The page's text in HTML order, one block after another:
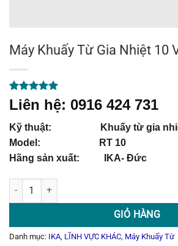
Máy Khuấy Từ Gia Nhiệt 10
5.00trên 5
dựa trên
1Liên hệ: 0916 424 731
Kỹ thuật: Khuấy từ gia
Model: RT 10
Hãng sản xuất: IKA- Đức
Máy Khuấy Từ Gia Nhiệt 10 Vị Trí RT 10 số
GIỎ HÀNG
Danh mục: IKA LĨNH VỰC KHÁC Máy Khuấy Từ